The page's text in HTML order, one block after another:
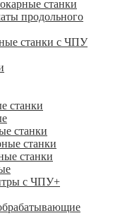
станки
продольного
станки с ЧПУ
станки
станки
станки
станки
с ЧПУ+